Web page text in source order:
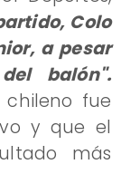
Colo
a pesar
balón".
fue
y que el
más